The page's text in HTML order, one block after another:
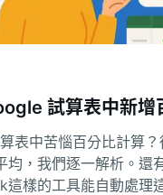
試算表中新增
表中苦惱百分比計算？
均，我們逐一解析。還
這樣的工具能自動處理